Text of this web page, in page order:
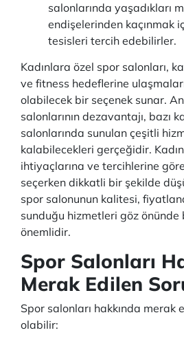
salonlarında yaşadıkları
endişelerinden kaçınmak
tesisleri tercih edebilirler.
Kadınlara özel spor salonları,
ve fitness hedeflerine
olabilecek bir seçenek sunar.
salonlarının dezavantajı, bazı
salonlarında sunulan çeşitli
kalabilecekleri gerçeğidir.
ihtiyaçlarına ve tercihlerine
seçerken dikkatli bir şekilde
spor salonunun kalitesi,
sunduğu hizmetleri göz önünde
önemlidir.
Spor Salonları
Merak Edilen
Spor salonları hakkında merak
olabilir: